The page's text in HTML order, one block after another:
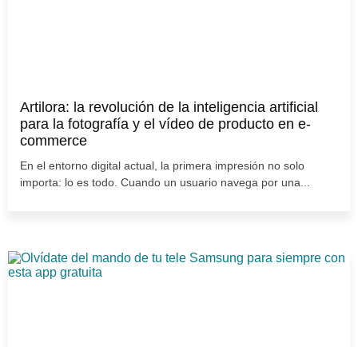
Artilora: la revolución de la inteligencia artificial
para la fotografía y el vídeo de producto en e-
commerce
En el entorno digital actual, la primera impresión no solo
importa: lo es todo. Cuando un usuario navega por una...